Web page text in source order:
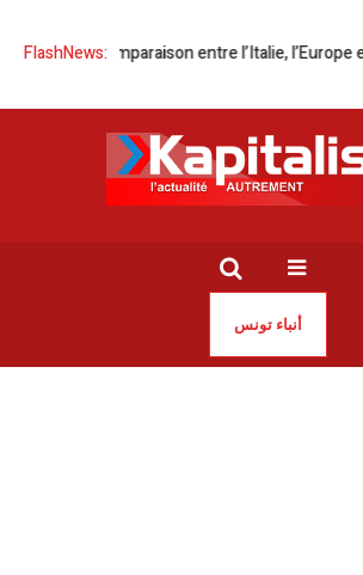
FlashNews:entre l’Italie, l’Europe et la Tunisie
أنباء تونس